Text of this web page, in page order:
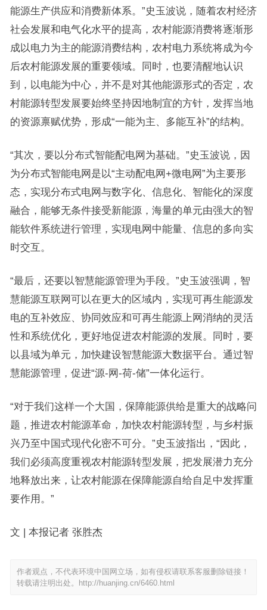
能源生产供应和消费新体系。”史玉波说，随着农村经济
社会发展和电气化水平的提高，农村能源消费将逐渐形
成以电力为主的能源消费结构，农村电力系统将成为今
后农村能源发展的重要领域。同时，也要清醒地认识
到，以电能为中心，并不是对其他能源形式的否定，农
村能源转型发展要始终坚持因地制宜的方针，发挥当地
的资源禀赋优势，形成“一能为主、多能互补”的结构。
“其次，要以分布式智能配电网为基础。”史玉波说，因
为分布式智能电网是以“主动配电网+微电网”为主要形
态，实现分布式电网与数字化、信息化、智能化的深度
融合，能够无条件接受新能源，海量的单元由强大的智
能软件系统进行管理，实现电网中能量、信息的多向实
时交互。
“最后，还要以智慧能源管理为手段。”史玉波强调，智
慧能源互联网可以在更大的区域内，实现可再生能源发
电的互补效应、协同效应和可再生能源上网消纳的灵活
性和系统优化，更好地促进农村能源的发展。同时，要
以县域为单元，加快建设智慧能源大数据平台。通过智
慧能源管理，促进“源-网-荷-储”一体化运行。
“对于我们这样一个大国，保障能源供给是重大的战略问
题，推进农村能源革命，加快农村能源转型，与乡村振
兴乃至中国式现代化密不可分。”史玉波指出，“因此，
我们必须高度重视农村能源转型发展，把发展潜力充分
地释放出来，让农村能源在保障能源自给自足中发挥重
要作用。”
文 | 本报记者 张胜杰
作者观点，不代表环境中国网立场，如有侵权请联系客服删除链接！
转载请注明出处。
http://huanjing.cn/6460.html